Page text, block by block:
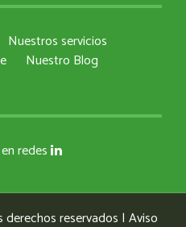
Nuestros servicios
Nuestro Blog
redes
reservados | Aviso